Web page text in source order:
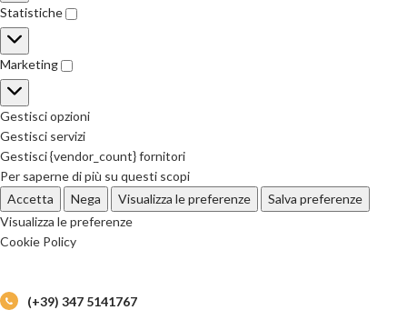
Statistiche
Marketing
Gestisci opzioni
Gestisci servizi
Gestisci {vendor_count} fornitori
Per saperne di più su questi scopi
Accetta
Nega Visualizza le preferenze
Salva preferenze
Visualizza le preferenze
Cookie Policy
(+39) 347 5141767